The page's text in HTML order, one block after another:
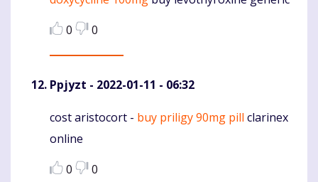
0
0
Ppjyzt - 2022-01-11 - 06:32
Komentaras
cost aristocort - buy priligy 90mg pill clarinex
online
0
0